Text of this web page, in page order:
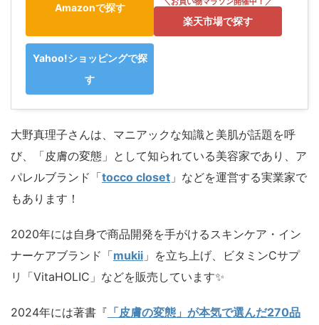
Amazonで探す
楽天市場で探す
Yahoo!ショッピングで探
す
大野真理子さんは、マニアックな知識と美肌が話題を呼
び、「皮膚の変態」として知られている美容家であり、ア
パレルブランド「tocco closet 」などを運営する実業家で
もあります！
2020年には自身で商品開発を手がけるスキンケア・イン
ナーケアブランド「mukii 」を立ち上げ、ビタミンCサプ
リ「VitaHOLIC」などを販売しています✨️
2024年には著書『 「皮膚の変態」が本気で選んだ270品